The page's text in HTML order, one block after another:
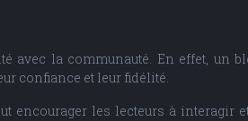
avec la communauté. En effet, un
confiance et leur fidélité.
encourager les lecteurs à interagir